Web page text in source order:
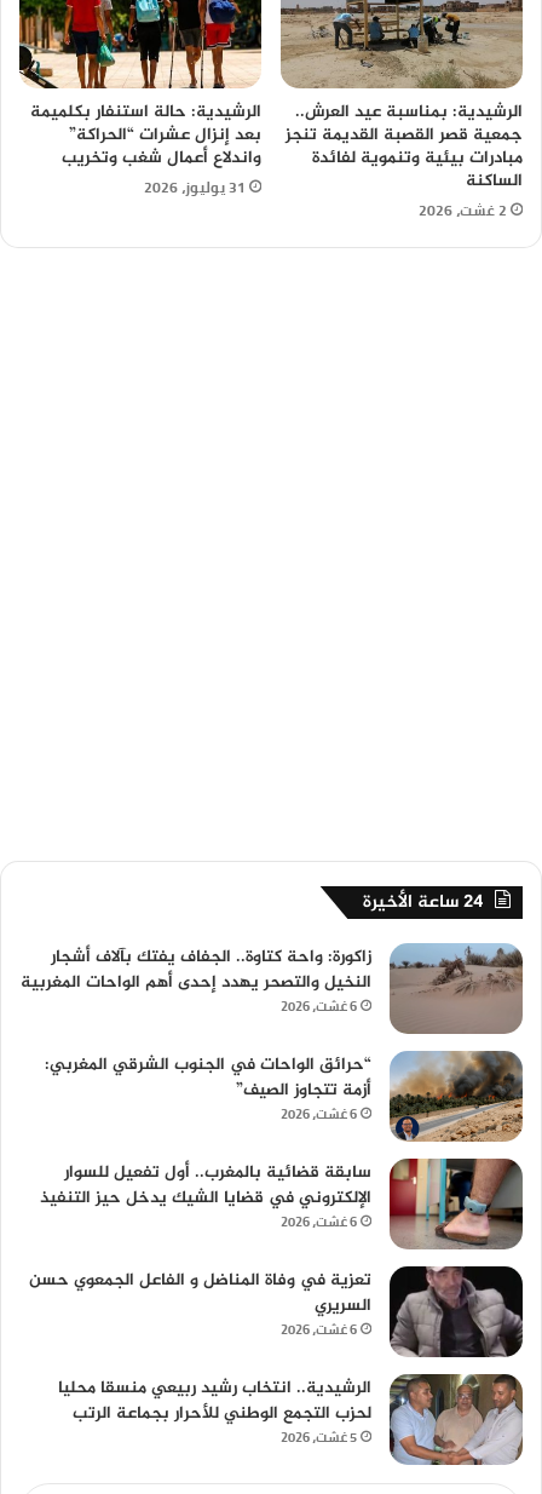
الرشيدية: بمناسبة عيد العرش..
جمعية قصر القصبة القديمة تنجز
مبادرات بيئية وتنموية لفائدة
الساكنة
2 غشت، 2026
الرشيدية: حالة استنفار بكلميمة
بعد إنزال عشرات “الحراكة”
واندلاع أعمال شغب وتخريب
31 يوليوز، 2026
24 ساعة الأخيرة
زاكورة: واحة كتاوة.. الجفاف يفتك بآلاف أشجار
النخيل والتصحر يهدد إحدى أهم الواحات المغربية
6 غشت، 2026
“حرائق الواحات في الجنوب الشرقي المغربي:
أزمة تتجاوز الصيف”
6 غشت، 2026
سابقة قضائية بالمغرب.. أول تفعيل للسوار
الإلكتروني في قضايا الشيك يدخل حيز التنفيذ
6 غشت، 2026
تعزية في وفاة المناضل و الفاعل الجمعوي حسن
السريري
6 غشت، 2026
الرشيدية.. انتخاب رشيد ربيعي منسقا محليا
لحزب التجمع الوطني للأحرار بجماعة الرتب
5 غشت، 2026